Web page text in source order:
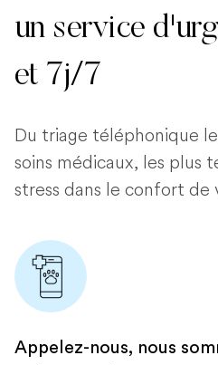
un service
et 7j/7
Du triage téléphonique
soins médicaux, les plus
stress dans le confort de
Appelez-nous, nous